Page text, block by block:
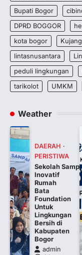
Bupati Bogor
DPRD BOGGOR
kota bogor
Kujang
lintasnusantara
peduli lingkungan
tarikolot
UMKM
Weather
DAERAH
PERISTIWA
Sekolah
Inovatif
Rumah
Bata
Foundation
Untuk
Lingkungan
Bersih di
Kabupaten
Bogor
admin